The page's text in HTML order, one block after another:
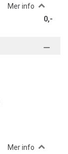
Mer info
0,-
Mer info